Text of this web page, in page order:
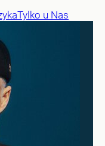
Tylko u Nas